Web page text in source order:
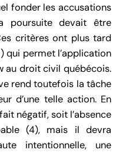
fonder les accusations
poursuite devait être
critères ont plus tard
qui permet l’application
au droit civil québécois.
rend toutefois la tâche
d’une telle action. En
négatif, soit l’absence
(4), mais il devra
intentionnelle, une